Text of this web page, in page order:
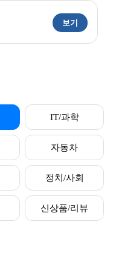
보기
IT/과학
자동차
정치/사회
신상품/리뷰